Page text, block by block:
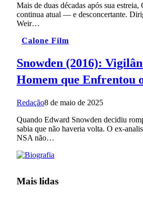
Mais de duas décadas após sua
continua atual — e desconcertante.
Weir…
Calone Film
Snowden (2016):
Homem que Enfrentou
Redação8 de maio de 2025
Quando Edward Snowden decidiu
sabia que não haveria volta. O ex-
NSA não…
Mais lidas